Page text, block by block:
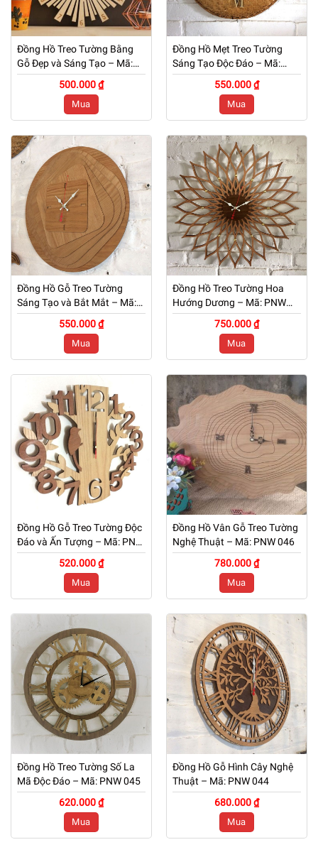
Đồng Hồ Treo Tường Bằng
Gỗ Đẹp và Sáng Tạo – Mã:
PNW 051
500.000 ₫
Mua
Đồng Hồ Mẹt Treo Tường
Sáng Tạo Độc Đáo – Mã:
PNW 050
550.000 ₫
Mua
Đồng Hồ Gỗ Treo Tường
Sáng Tạo và Bắt Mắt – Mã:
PNW 049
550.000 ₫
Mua
Đồng Hồ Treo Tường Hoa
Hướng Dương – Mã: PNW
048
750.000 ₫
Mua
Đồng Hồ Gỗ Treo Tường Độc
Đáo và Ấn Tượng – Mã: PNW
047
520.000 ₫
Mua
Đồng Hồ Vân Gỗ Treo Tường
Nghệ Thuật – Mã: PNW 046
780.000 ₫
Mua
Đồng Hồ Treo Tường Số La
Mã Độc Đáo – Mã: PNW 045
620.000 ₫
Mua
Đồng Hồ Gỗ Hình Cây Nghệ
Thuật – Mã: PNW 044
680.000 ₫
Mua